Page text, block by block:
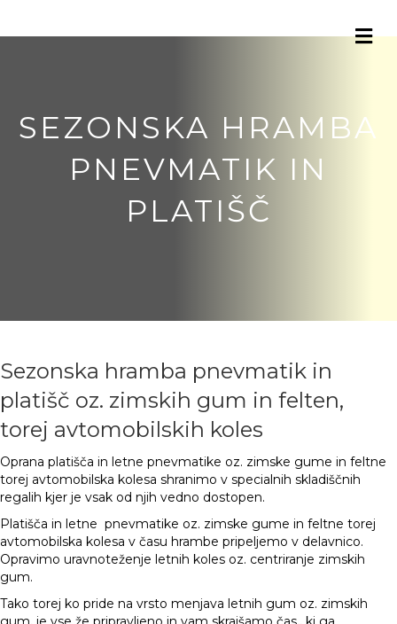
SEZONSKA HRAMBA
PNEVMATIK IN
PLATIŠČ
Sezonska hramba pnevmatik in
platišč oz. zimskih gum in felten,
torej avtomobilskih koles
Oprana platišča in letne pnevmatike oz. zimske gume in feltne
torej avtomobilska kolesa shranimo v specialnih skladiščnih
regalih kjer je vsak od njih vedno dostopen.
Platišča in letne pnevmatike oz. zimske gume in feltne torej
avtomobilska kolesa v času hrambe pripeljemo v delavnico.
Opravimo uravnoteženje letnih koles oz. centriranje zimskih
gum.
Tako torej ko pride na vrsto menjava letnih gum oz. zimskih